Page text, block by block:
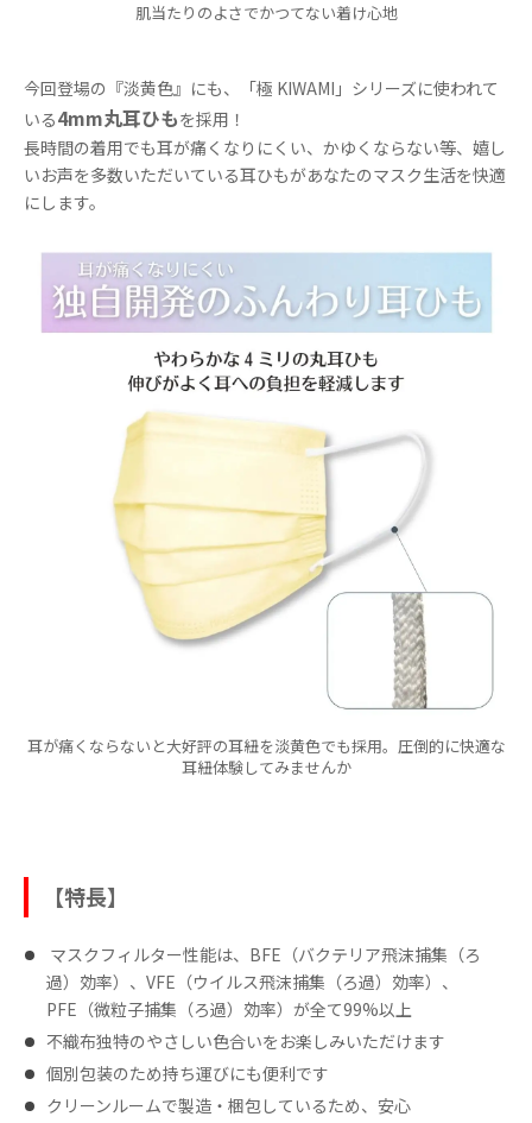
肌当たりのよさでかつてない着け心地
今回登場の『淡黄色』にも、「極 KIWAMI」シリーズに使われて
いる4mm丸耳ひもを採用！
長時間の着用でも耳が痛くなりにくい、かゆくならない等、嬉し
いお声を多数いただいている耳ひもがあなたのマスク生活を快適
にします。
耳が痛くならないと大好評の耳紐を淡黄色でも採用。圧倒的に快適な
耳紐体験してみませんか
【特長】
​ マスクフィルター性能は、BFE（バクテリア⾶沫捕集（ろ
過）効率）、VFE（ウイルス⾶沫捕集（ろ過）効率）、
PFE（微粒⼦捕集（ろ過）効率）が全て99%以上
不織布独特のやさしい⾊合いをお楽しみいただけます
個別包装のため持ち運びにも便利です
クリーンルームで製造・梱包しているため、安⼼